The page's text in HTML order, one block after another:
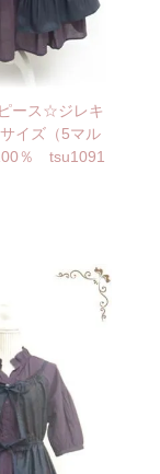
ース☆ジレキ
イズ（5マル
％ tsu1091